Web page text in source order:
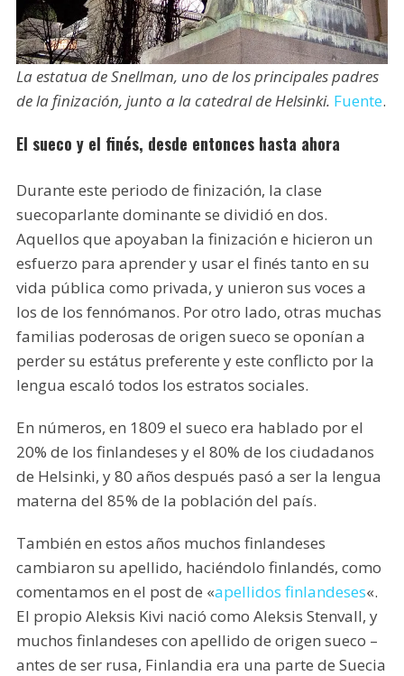
La estatua de Snellman, uno de los principales padres
de la finización, junto a la catedral de Helsinki. Fuente.
El sueco y el finés, desde entonces hasta ahora
Durante este periodo de finización, la clase
suecoparlante dominante se dividió en dos.
Aquellos que apoyaban la finización e hicieron un
esfuerzo para aprender y usar el finés tanto en su
vida pública como privada, y unieron sus voces a
los de los fennómanos. Por otro lado, otras muchas
familias poderosas de origen sueco se oponían a
perder su estátus preferente y este conflicto por la
lengua escaló todos los estratos sociales.
En números, en 1809 el sueco era hablado por el
20% de los finlandeses y el 80% de los ciudadanos
de Helsinki, y 80 años después pasó a ser la lengua
materna del 85% de la población del país.
También en estos años muchos finlandeses
cambiaron su apellido, haciéndolo finlandés, como
comentamos en el post de «apellidos finlandeses«.
El propio Aleksis Kivi nació como Aleksis Stenvall, y
muchos finlandeses con apellido de origen sueco –
antes de ser rusa, Finlandia era una parte de Suecia